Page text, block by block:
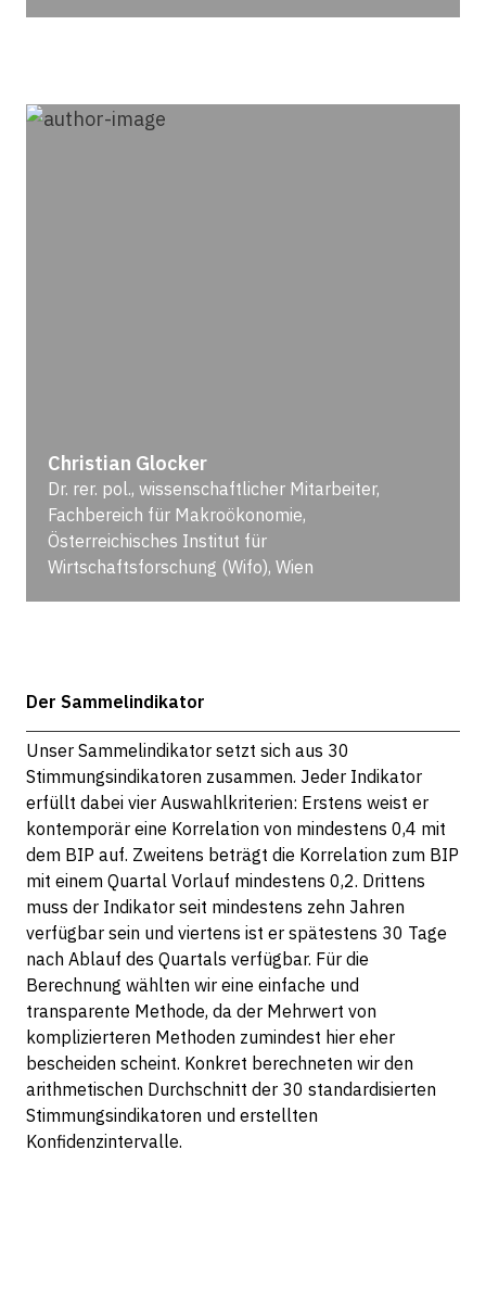
Christian Glocker
Dr. rer. pol., wissenschaftlicher Mitarbeiter,
Fachbereich für Makroökonomie,
Österreichisches Institut für
Wirtschaftsforschung (Wifo), Wien
Der Sammelindikator
Unser Sammelindikator setzt sich aus 30
Stimmungsindikatoren zusammen. Jeder Indikator
erfüllt dabei vier Auswahlkriterien: Erstens weist er
kontemporär eine Korrelation von mindestens 0,4 mit
dem BIP auf. Zweitens beträgt die Korrelation zum BIP
mit einem Quartal Vorlauf mindestens 0,2. Drittens
muss der Indikator seit mindestens zehn Jahren
verfügbar sein und viertens ist er spätestens 30 Tage
nach Ablauf des Quartals verfügbar. Für die
Berechnung wählten wir eine einfache und
transparente Methode, da der Mehrwert von
komplizierteren Methoden zumindest hier eher
bescheiden scheint. Konkret berechneten wir den
arithmetischen Durchschnitt der 30 standardisierten
Stimmungsindikatoren und erstellten
Konfidenzintervalle.